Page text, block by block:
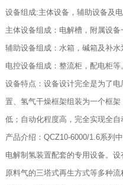
设备组成:主体设备，辅助设备及电
主体设备组成：电解槽，附属设备
辅助设备组成：水箱，碱箱及补水
电控设备组成：整流柜，配电柜等
设备特点：设备设计完全是为了
置、氢气干燥框架组装为一个框
低；自动化程度高，完全实现全自
产品介绍：QCZ10-6000/1.6系列
电解制氢装置配套的专用设备。
原料气的三塔式再生方式等多种